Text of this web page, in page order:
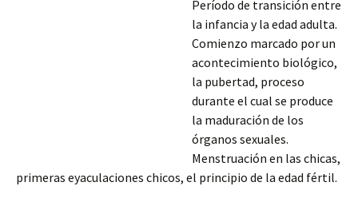
Período de transición entre
la infancia y la edad adulta.
Comienzo marcado por un
acontecimiento biológico,
la pubertad, proceso
durante el cual se produce
la maduración de los
órganos sexuales.
Menstruación en las chicas,
primeras eyaculaciones chicos, el principio de la edad fértil.